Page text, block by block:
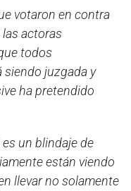
votaron en contra
las actoras
todos
siendo juzgada y
ha pretendido
es un blindaje de
están viendo
llevar no solamente